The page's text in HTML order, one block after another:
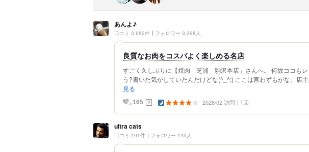
あんよ♪
口コミ 3,682件 フォロワー 3,398人
良質なお肉をコスパよく楽しめる名店
すごく久しぶりに【焼肉 芝浦 駒沢本店」さんへ。 何故ココもレ
う?書いた気がしていたんだけどな(^_^;) ここは言わずもがな、店
見る
165 ？ 2026/02 訪問 1回
ultra cats
口コミ 191件 フォロワー 145人